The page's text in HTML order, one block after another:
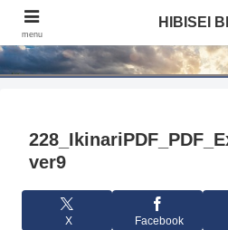
HIBISEI
ver9
X Facebook
menu
HIBISEI